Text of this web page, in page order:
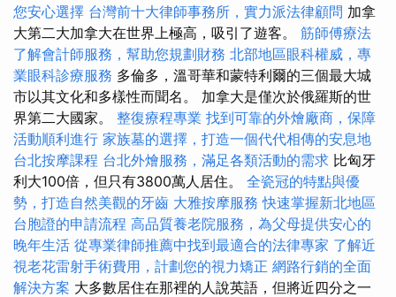
您安心選擇 台灣前十大律師事務所，實力派法律顧問 加拿
大第二大加拿大在世界上極高，吸引了遊客。 筋師傅療法
了解會計師服務，幫助您規劃財務 北部地區眼科權威，專
業眼科診療服務 多倫多，溫哥華和蒙特利爾的三個最大城
市以其文化和多樣性而聞名。 加拿大是僅次於俄羅斯的世
界第二大國家。 整復療程專業 找到可靠的外燴廠商，保障
活動順利進行 家族墓的選擇，打造一個代代相傳的安息地
台北按摩課程 台北外燴服務，滿足各類活動的需求 比匈牙
利大100倍，但只有3800萬人居住。 全瓷冠的特點與優
勢，打造自然美觀的牙齒 大雅按摩服務快速掌握新北地區
台胞證的申請流程 高品質養老院服務，為父母提供安心的
晚年生活 從專業律師推薦中找到最適合的法律專家 了解近
視老花雷射手術費用，計劃您的視力矯正 網路行銷的全面
解決方案 大多數居住在那裡的人說英語，但將近四分之一